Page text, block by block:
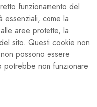
funzionamento del
essenziali, come la
aree protette, la
sito. Questi cookie non
possono essere
potrebbe non funzionare